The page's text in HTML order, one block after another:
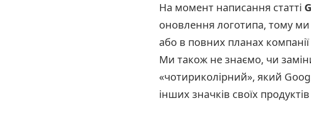
На момент написання статті
оновлення логотипа, тому
або в повних планах компанії
Ми також не знаємо, чи
«чотириколірний», який
інших значків своїх